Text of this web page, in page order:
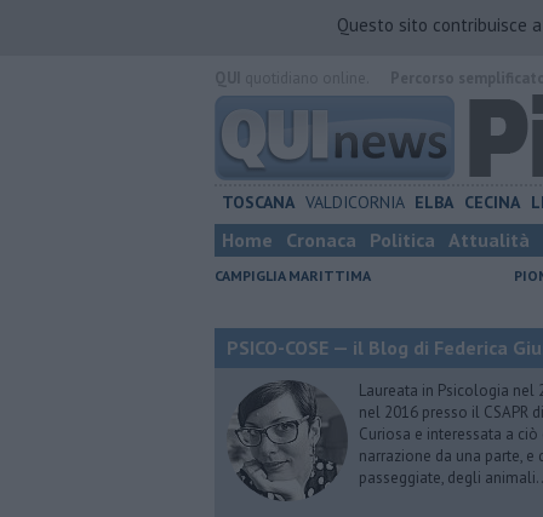
Questo sito contribuisce
TOSCANA VALDICORNIA ELBA CECINA
Home Cronaca Politica Attualità
CAMPIGLIA MARITTIMA
PSICO-COSE — il Blog di Federica
Laureata in Psicologia nel
nel 2016 presso il CSAPR
Curiosa e interessata a
narrazione da una parte,
passeggiate, degli